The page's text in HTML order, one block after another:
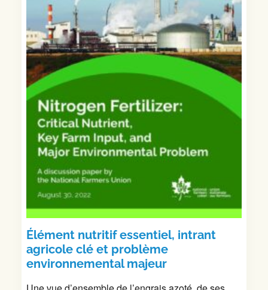
Élément nutritif essentiel, intrant
agricole clé et problème
environnemental majeur